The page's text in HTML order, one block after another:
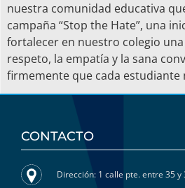
nuestra comunidad educativa
campaña “Stop the Hate”, una
fortalecer en nuestro colegio
respeto, la empatía y la sana
firmemente que cada
CONTACTO
Dirección: 1 calle pte. entre 35 y